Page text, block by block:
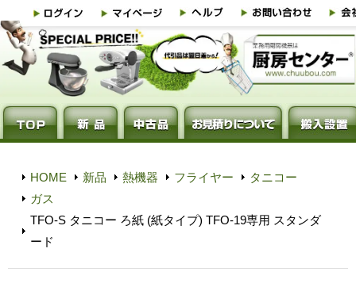
HOME 新品 熱機器 フライヤー
タニコー
ガス
TFO-S タニコー ろ紙 (紙タイプ) TFO-19専用 スタンダ
ード